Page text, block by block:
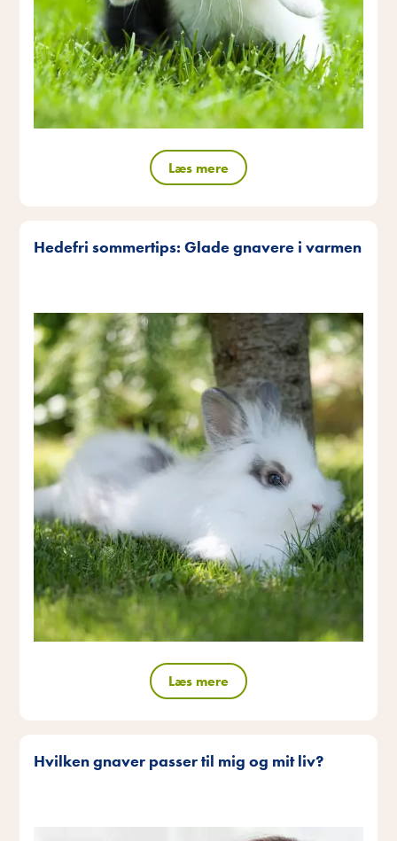
Læs mere
Hedefri sommertips: Glade gnavere i varmen
Læs mere
Hvilken gnaver passer til mig og mit liv?